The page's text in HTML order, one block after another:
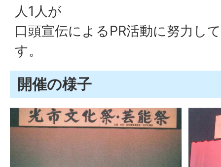
人1人が
口頭宣伝によるPR活動に努力し
す。
開催の様子